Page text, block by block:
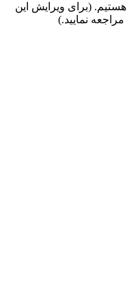
شما هستیم. (برای ویرایش این
نمایید.)